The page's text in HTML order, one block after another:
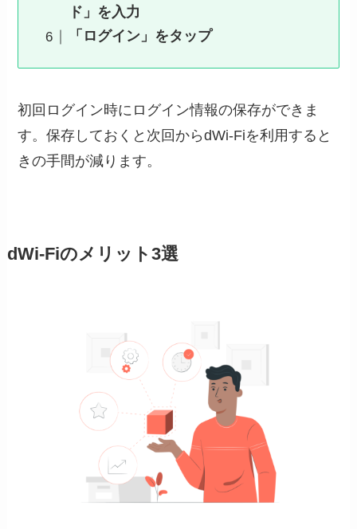
ド」を入力
「ログイン」をタップ
初回ログイン時にログイン情報の保存ができま
す。保存しておくと次回からdWi-Fiを利用すると
きの手間が減ります。
dWi-Fiのメリット3選